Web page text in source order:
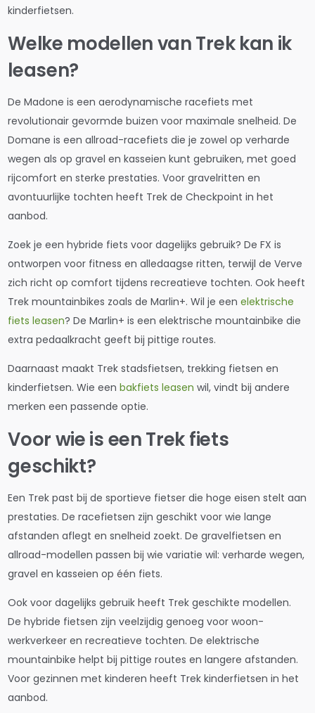
kinderfietsen.
Welke modellen van Trek kan ik
leasen?
De Madone is een aerodynamische racefiets met
revolutionair gevormde buizen voor maximale snelheid. De
Domane is een allroad-racefiets die je zowel op verharde
wegen als op gravel en kasseien kunt gebruiken, met goed
rijcomfort en sterke prestaties. Voor gravelritten en
avontuurlijke tochten heeft Trek de Checkpoint in het
aanbod.
Zoek je een hybride fiets voor dagelijks gebruik? De FX is
ontworpen voor fitness en alledaagse ritten, terwijl de Verve
zich richt op comfort tijdens recreatieve tochten. Ook heeft
Trek mountainbikes zoals de Marlin+. Wil je eenelektrische
fiets leasen? De Marlin+ is een elektrische mountainbike die
extra pedaalkracht geeft bij pittige routes.
Daarnaast maakt Trek stadsfietsen, trekking fietsen en
kinderfietsen. Wie eenbakfiets leasen wil, vindt bij andere
merken een passende optie.
Voor wie is een Trek fiets
geschikt?
Een Trek past bij de sportieve fietser die hoge eisen stelt aan
prestaties. De racefietsen zijn geschikt voor wie lange
afstanden aflegt en snelheid zoekt. De gravelfietsen en
allroad-modellen passen bij wie variatie wil: verharde wegen,
gravel en kasseien op één fiets.
Ook voor dagelijks gebruik heeft Trek geschikte modellen.
De hybride fietsen zijn veelzijdig genoeg voor woon-
werkverkeer en recreatieve tochten. De elektrische
mountainbike helpt bij pittige routes en langere afstanden.
Voor gezinnen met kinderen heeft Trek kinderfietsen in het
aanbod.